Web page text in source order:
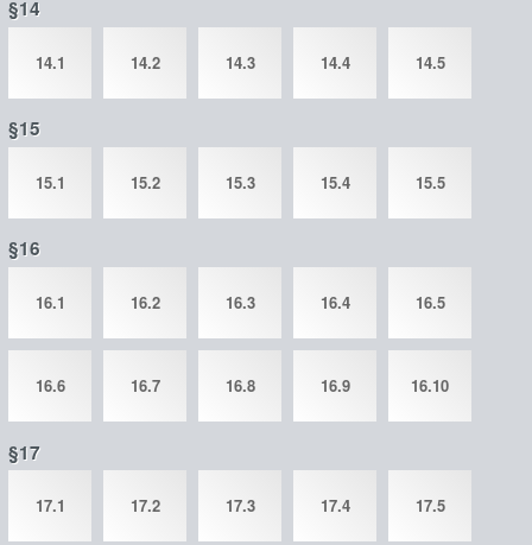
§14
14.1 14.2 14.3 14.4 14.5
§15
15.1 15.2 15.3 15.4 15.5
§16
16.1 16.2 16.3 16.4 16.5
16.6 16.7 16.8 16.9 16.10
§17
17.1 17.2 17.3 17.4 17.5